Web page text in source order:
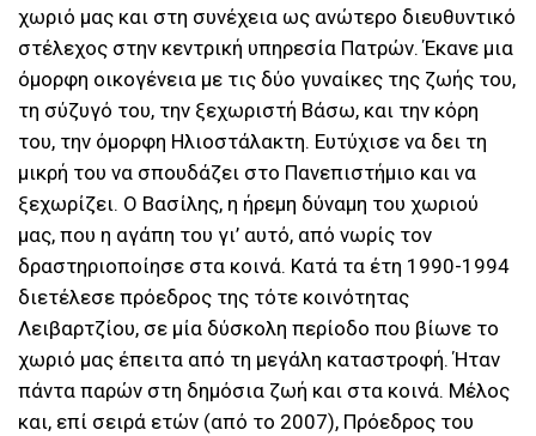
χωριό μας και στη συνέχεια ως ανώτερο διευθυντικό
στέλεχος στην κεντρική υπηρεσία Πατρών. Έκανε μια
όμορφη οικογένεια με τις δύο γυναίκες της ζωής του,
τη σύζυγό του, την ξεχωριστή Βάσω, και την κόρη
του, την όμορφη Ηλιοστάλακτη. Ευτύχισε να δει τη
μικρή του να σπουδάζει στο Πανεπιστήμιο και να
ξεχωρίζει. Ο Βασίλης, η ήρεμη δύναμη του χωριού
μας, που η αγάπη του γι’ αυτό, από νωρίς τον
δραστηριοποίησε στα κοινά. Κατά τα έτη 1990-1994
διετέλεσε πρόεδρος της τότε κοινότητας
Λειβαρτζίου, σε μία δύσκολη περίοδο που βίωνε το
χωριό μας έπειτα από τη μεγάλη καταστροφή. Ήταν
πάντα παρών στη δημόσια ζωή και στα κοινά. Μέλος
και, επί σειρά ετών (από το 2007), Πρόεδρος του